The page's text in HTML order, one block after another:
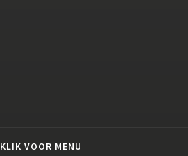
KLIK VOOR MENU